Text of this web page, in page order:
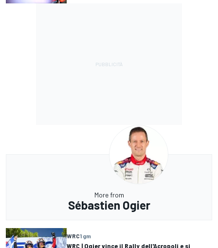
More from
Sébastien Ogier
WRC1 gm
WRC | Ogier vince il Rally dell'Acropoli e si